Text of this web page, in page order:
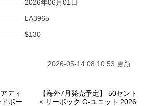
2026年06月01日
LA3965
$130
2026-05-14 08:10:53 更新
ディ
ボー
【海外7月発売予定】 50セント
× リーボック G-ユニット 2026